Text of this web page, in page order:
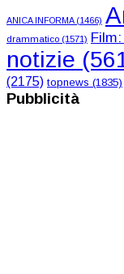
ANICA INFORMA(1466)
drammatico (1571)
notizie
(2175) topnews (1835)
Pubblicità